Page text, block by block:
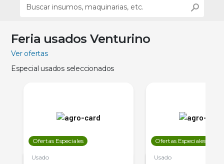
Feria usados Venturino
Ver ofertas
Especial usados seleccionados
Ofertas Especiales
Usado
Ofertas Especiales
Usado